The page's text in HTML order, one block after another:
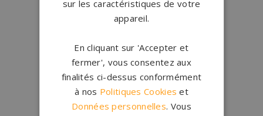
soutien, et professionnalisme lorsque vous en
services offerts pour vous accompagner dans
chaque étape de ce processus délicat.
Services Funéraires Complets à
VALDAHON
Lire plus→
Conceptionfrançaise
Qui sommes-nous ?
sur les caractéristiques de votre
appareil.
En cliquant sur 'Accepter et
fermer', vous consentez aux
finalités ci-dessus conformément
à nos Politiques Cookies et
Données personnelles. Vous